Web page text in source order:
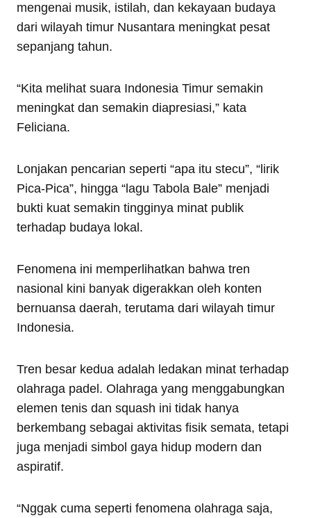
mengenai musik, istilah, dan kekayaan budaya
dari wilayah timur Nusantara meningkat pesat
sepanjang tahun.
“Kita melihat suara Indonesia Timur semakin
meningkat dan semakin diapresiasi,” kata
Feliciana.
Lonjakan pencarian seperti “apa itu stecu”, “lirik
Pica-Pica”, hingga “lagu Tabola Bale” menjadi
bukti kuat semakin tingginya minat publik
terhadap budaya lokal.
Fenomena ini memperlihatkan bahwa tren
nasional kini banyak digerakkan oleh konten
bernuansa daerah, terutama dari wilayah timur
Indonesia.
Tren besar kedua adalah ledakan minat terhadap
olahraga padel. Olahraga yang menggabungkan
elemen tenis dan squash ini tidak hanya
berkembang sebagai aktivitas fisik semata, tetapi
juga menjadi simbol gaya hidup modern dan
aspiratif.
“Nggak cuma seperti fenomena olahraga saja,